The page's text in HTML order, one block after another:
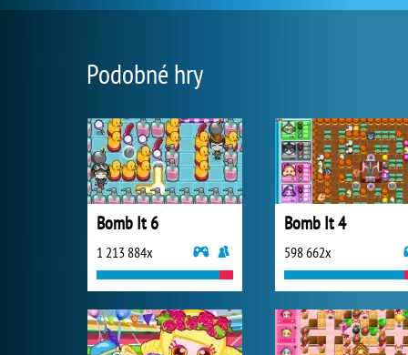
Podobné hry
Bomb It 6
1 213 884x
Bomb It 4
598 662x